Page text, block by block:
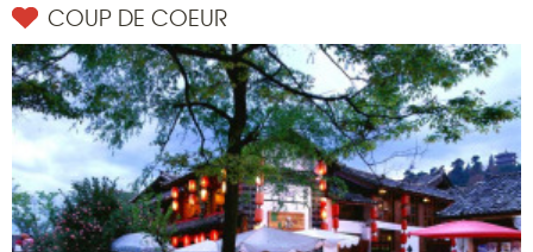
COUP DE COEUR